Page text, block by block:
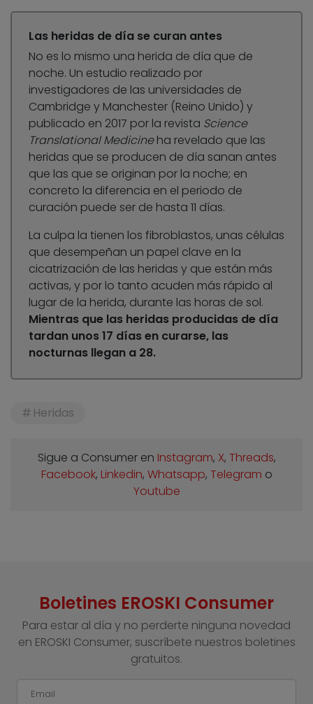
Las heridas de día se curan antes
No es lo mismo una herida de día que de
noche. Un estudio realizado por
investigadores de las universidades de
Cambridge y Manchester (Reino Unido) y
publicado en 2017 por la revista Science
Translational Medicineha revelado que las
heridas que se producen de día sanan antes
que las que se originan por la noche; en
concreto la diferencia en el periodo de
curación puede ser de hasta 11 días.
La culpa la tienen los fibroblastos, unas células
que desempeñan un papel clave en la
cicatrización de las heridas y que están más
activas, y por lo tanto acuden más rápido al
lugar de la herida, durante las horas de sol.
Mientras que las heridas producidas de día
tardan unos 17 días en curarse, las
nocturnas llegan a 28.
Heridas
Sigue a Consumer en Instagram, X, Threads,
Facebook, Linkedin, Whatsapp, Telegram o
Youtube
Boletines EROSKI Consumer
Para estar al día y no perderte ninguna novedad
en EROSKI Consumer, suscríbete nuestros boletines
gratuitos.